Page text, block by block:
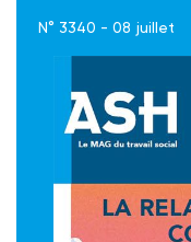
N° 3340 - 08 juillet